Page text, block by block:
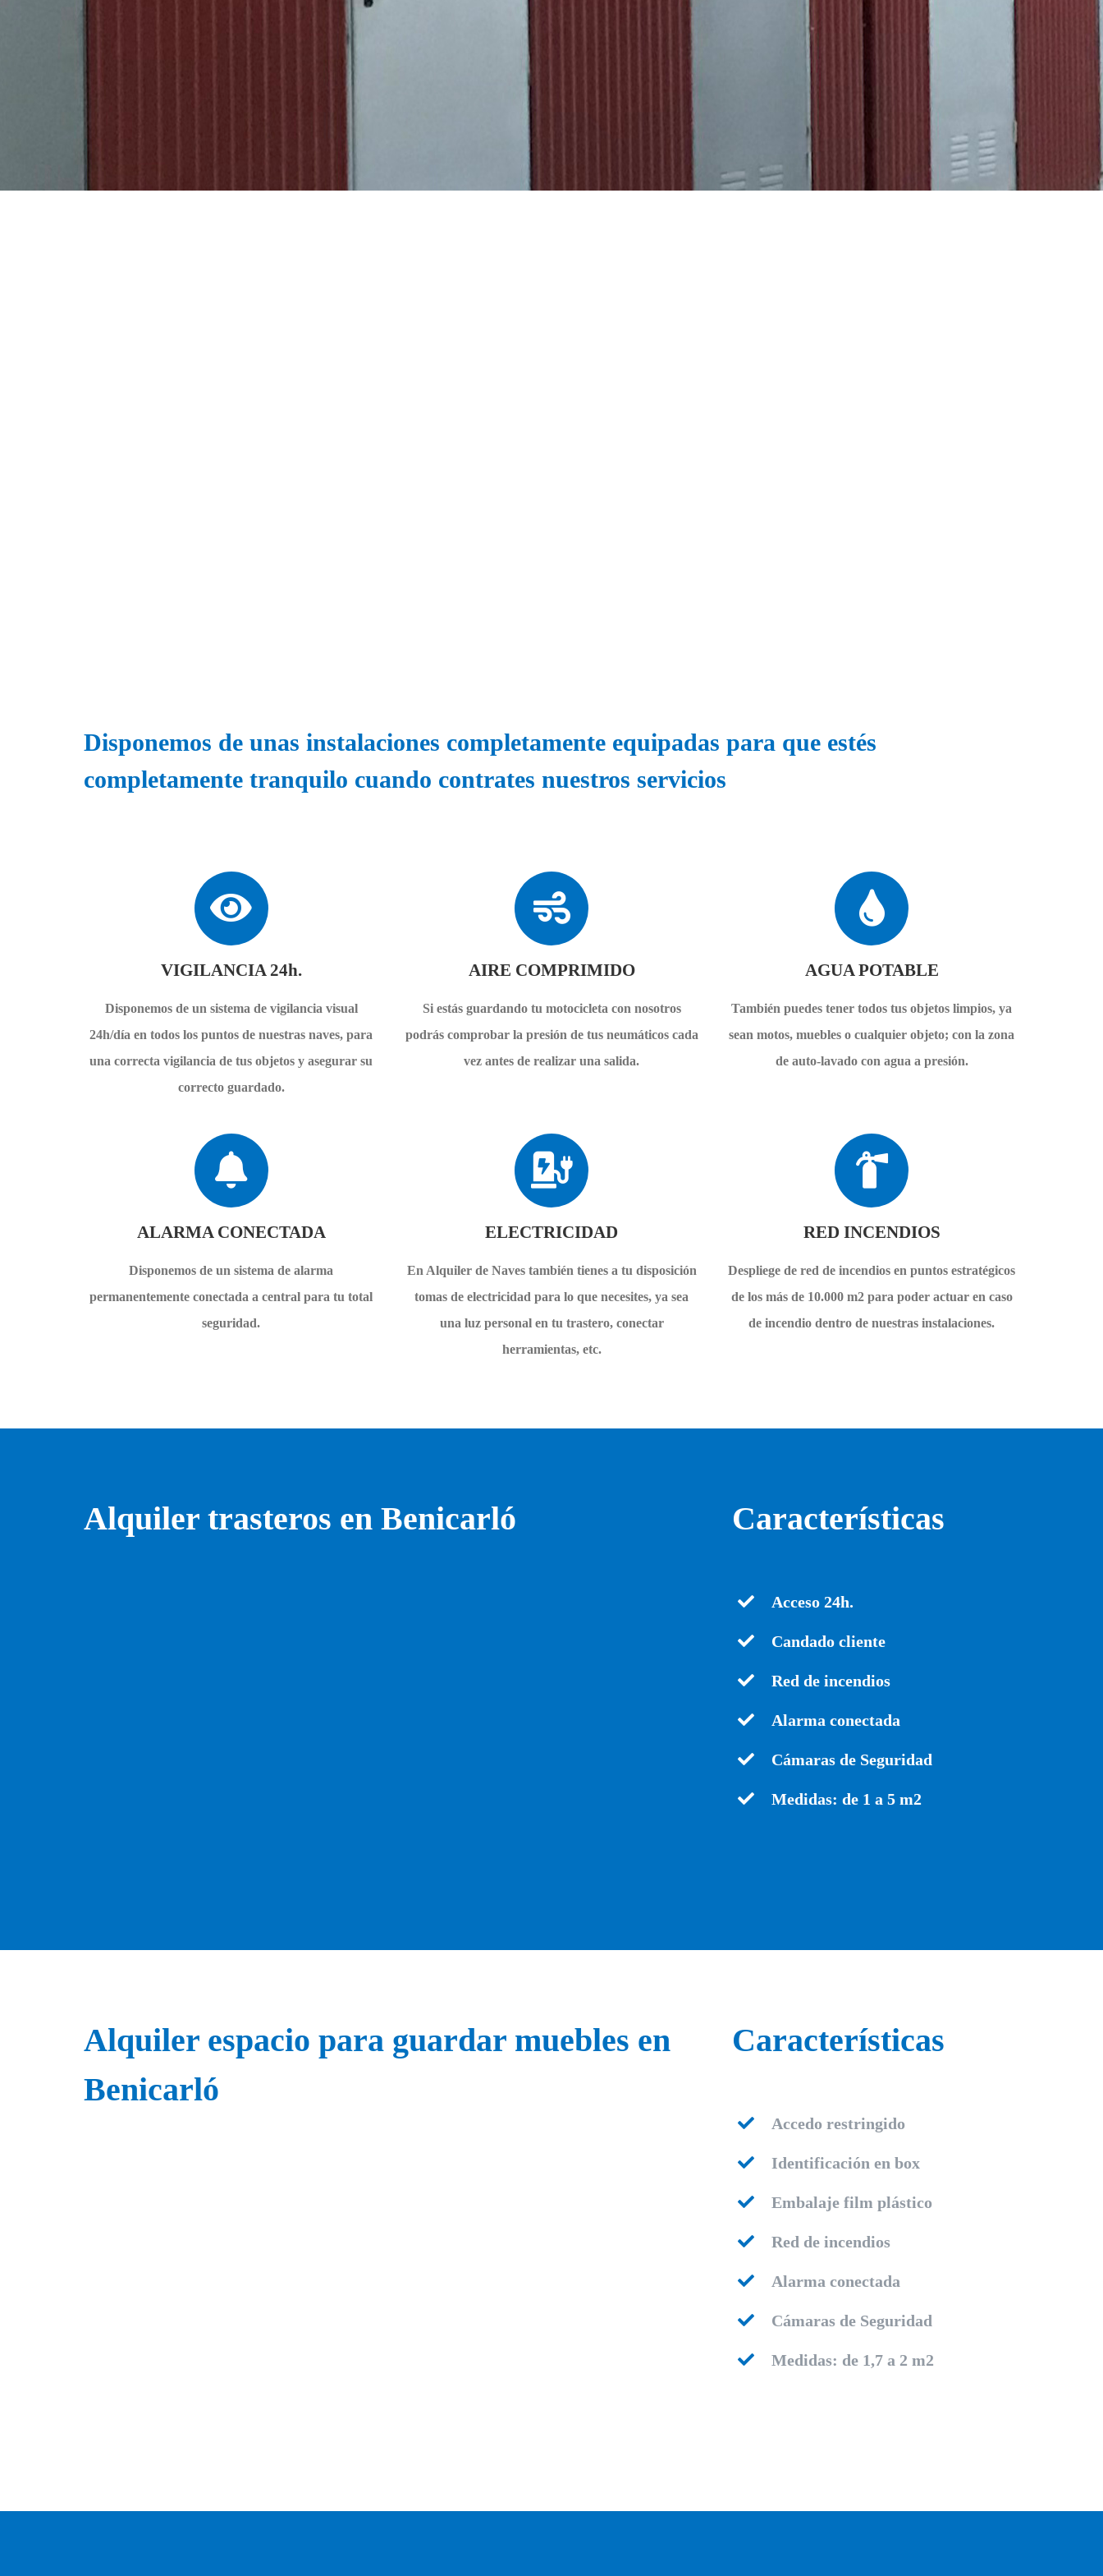
Disponemos de unas instalaciones completamente equipadas para que estés
completamente tranquilo cuando contrates nuestros servicios
VIGILANCIA 24h.
Disponemos de un sistema de vigilancia visual
24h/día en todos los puntos de nuestras naves, para
una correcta vigilancia de tus objetos y asegurar su
correcto guardado.
AIRE COMPRIMIDO
Si estás guardando tu motocicleta con nosotros
podrás comprobar la presión de tus neumáticos cada
vez antes de realizar una salida.
AGUA POTABLE
También puedes tener todos tus objetos limpios, ya
sean motos, muebles o cualquier objeto; con la zona
de auto-lavado con agua a presión.
ALARMA CONECTADA
Disponemos de un sistema de alarma
permanentemente conectada a central para tu total
seguridad.
ELECTRICIDAD
En Alquiler de Naves también tienes a tu disposición
tomas de electricidad para lo que necesites, ya sea
una luz personal en tu trastero, conectar
herramientas, etc.
RED INCENDIOS
Despliege de red de incendios en puntos estratégicos
de los más de 10.000 m2 para poder actuar en caso
de incendio dentro de nuestras instalaciones.
Alquiler trasteros en Benicarló Características
Acceso 24h.
Candado cliente
Red de incendios
Alarma conectada
Cámaras de Seguridad
Medidas: de 1 a 5 m2
Alquiler espacio para guardar muebles en
Benicarló
Características
Accedo restringido
Identificación en box
Embalaje film plástico
Red de incendios
Alarma conectada
Cámaras de Seguridad
Medidas: de 1,7 a 2 m2